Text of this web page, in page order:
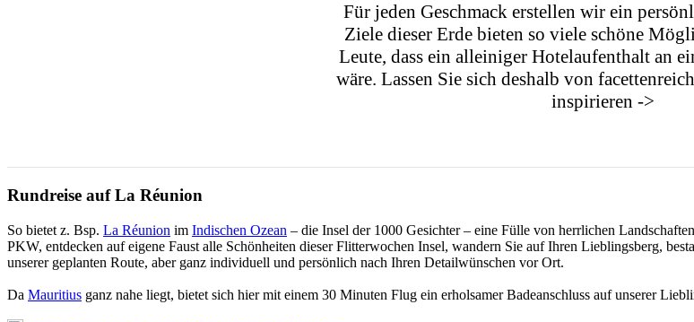
Für jeden Geschmack erstellen wir ein
Ziele dieser Erde bieten so viele schöne
Leute, dass ein alleiniger Hotelaufenthalt an
wäre. Lassen Sie sich deshalb von
inspirieren ->
Rundreise auf La Réunion
So bietet z. Bsp. La Réunion im Indischen Ozean – die Insel der 1000 Gesichter – eine Fülle von herrlichen
PKW, entdecken auf eigene Faust alle Schönheiten dieser Flitterwochen Insel, wandern Sie auf Ihren Lieblingsberg,
unserer geplanten Route, aber ganz individuell und persönlich nach Ihren Detailwünschen vor Ort.
Da Mauritius ganz nahe liegt, bietet sich hier mit einem 30 Minuten Flug ein erholsamer Badeanschluss auf unserer